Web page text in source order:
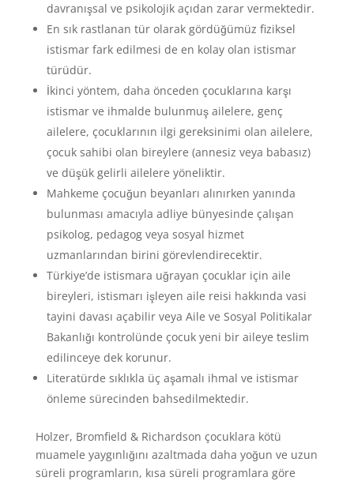
davranışsal ve psikolojik açıdan zarar vermektedir.
En sık rastlanan tür olarak gördüğümüz fiziksel
istismar fark edilmesi de en kolay olan istismar
türüdür.
İkinci yöntem, daha önceden çocuklarına karşı
istismar ve ihmalde bulunmuş ailelere, genç
ailelere, çocuklarının ilgi gereksinimi olan ailelere,
çocuk sahibi olan bireylere (annesiz veya babasız)
ve düşük gelirli ailelere yöneliktir.
Mahkeme çocuğun beyanları alınırken yanında
bulunması amacıyla adliye bünyesinde çalışan
psikolog, pedagog veya sosyal hizmet
uzmanlarından birini görevlendirecektir.
Türkiye’de istismara uğrayan çocuklar için aile
bireyleri, istismarı işleyen aile reisi hakkında vasi
tayini davası açabilir veya Aile ve Sosyal Politikalar
Bakanlığı kontrolünde çocuk yeni bir aileye teslim
edilinceye dek korunur.
Literatürde sıklıkla üç aşamalı ihmal ve istismar
önleme sürecinden bahsedilmektedir.
Holzer, Bromfield & Richardson çocuklara kötü
muamele yaygınlığını azaltmada daha yoğun ve uzun
süreli programların, kısa süreli programlara göre